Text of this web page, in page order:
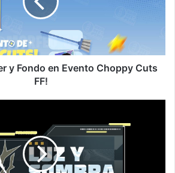
y Fondo en Evento Choppy Cuts
FF!